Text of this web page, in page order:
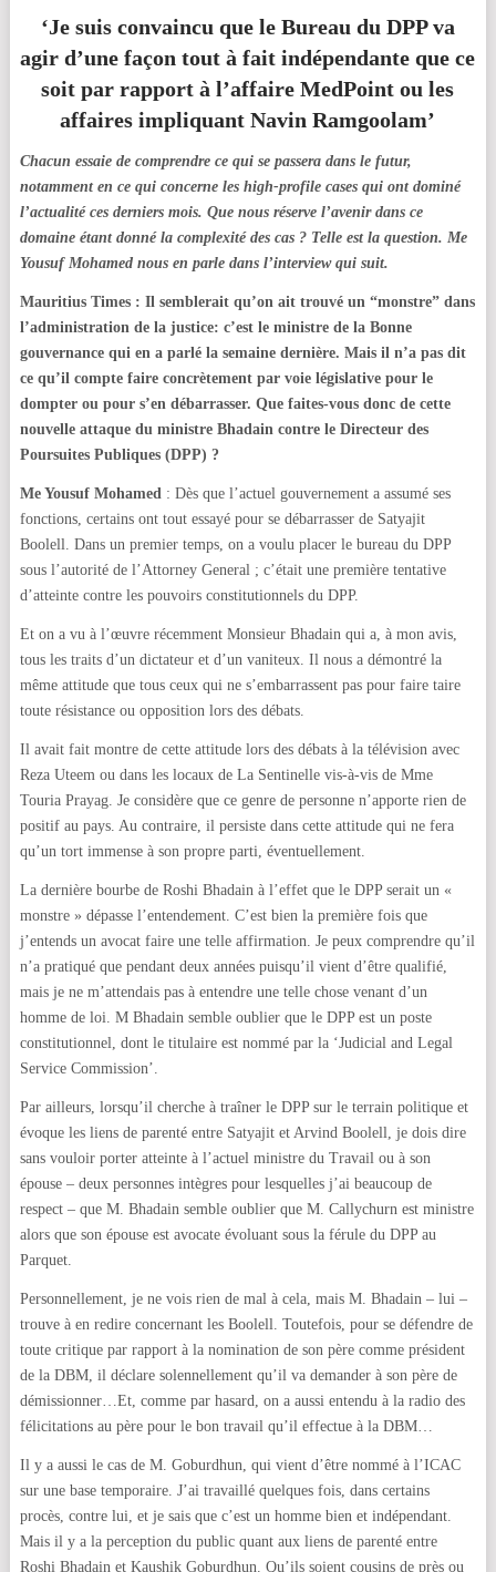
‘Je suis convaincu que le Bureau du DPP va
agir d’une façon tout à fait indépendante que ce
soit par rapport à l’affaire MedPoint ou les
affaires impliquant Navin Ramgoolam’
Chacun essaie de comprendre ce qui se passera dans le futur,
notamment en ce qui concerne les high-profile cases qui ont dominé
l’actualité ces derniers mois. Que nous réserve l’avenir dans ce
domaine étant donné la complexité des cas ? Telle est la question. Me
Yousuf Mohamed nous en parle dans l’interview qui suit.
Mauritius Times : Il semblerait qu’on ait trouvé un “monstre” dans
l’administration de la justice: c’est le ministre de la Bonne
gouvernance qui en a parlé la semaine dernière. Mais il n’a pas dit
ce qu’il compte faire concrètement par voie législative pour le
dompter ou pour s’en débarrasser. Que faites-vous donc de cette
nouvelle attaque du ministre Bhadain contre le Directeur des
Poursuites Publiques (DPP) ?
Me Yousuf Mohamed: Dès que l’actuel gouvernement a assumé ses
fonctions, certains ont tout essayé pour se débarrasser de Satyajit
Boolell. Dans un premier temps, on a voulu placer le bureau du DPP
sous l’autorité de l’Attorney General ; c’était une première tentative
d’atteinte contre les pouvoirs constitutionnels du DPP.
Et on a vu à l’œuvre récemment Monsieur Bhadain qui a, à mon avis,
tous les traits d’un dictateur et d’un vaniteux. Il nous a démontré la
même attitude que tous ceux qui ne s’embarrassent pas pour faire taire
toute résistance ou opposition lors des débats.
Il avait fait montre de cette attitude lors des débats à la télévision avec
Reza Uteem ou dans les locaux de La Sentinelle vis-à-vis de Mme
Touria Prayag. Je considère que ce genre de personne n’apporte rien de
positif au pays. Au contraire, il persiste dans cette attitude qui ne fera
qu’un tort immense à son propre parti, éventuellement.
La dernière bourbe de Roshi Bhadain à l’effet que le DPP serait un «
monstre » dépasse l’entendement. C’est bien la première fois que
j’entends un avocat faire une telle affirmation. Je peux comprendre qu’il
n’a pratiqué que pendant deux années puisqu’il vient d’être qualifié,
mais je ne m’attendais pas à entendre une telle chose venant d’un
homme de loi. M Bhadain semble oublier que le DPP est un poste
constitutionnel, dont le titulaire est nommé par la ‘Judicial and Legal
Service Commission’.
Par ailleurs, lorsqu’il cherche à traîner le DPP sur le terrain politique et
évoque les liens de parenté entre Satyajit et Arvind Boolell, je dois dire
sans vouloir porter atteinte à l’actuel ministre du Travail ou à son
épouse – deux personnes intègres pour lesquelles j’ai beaucoup de
respect – que M. Bhadain semble oublier que M. Callychurn est ministre
alors que son épouse est avocate évoluant sous la férule du DPP au
Parquet.
Personnellement, je ne vois rien de mal à cela, mais M. Bhadain – lui –
trouve à en redire concernant les Boolell. Toutefois, pour se défendre de
toute critique par rapport à la nomination de son père comme président
de la DBM, il déclare solennellement qu’il va demander à son père de
démissionner…Et, comme par hasard, on a aussi entendu à la radio des
félicitations au père pour le bon travail qu’il effectue à la DBM…
Il y a aussi le cas de M. Goburdhun, qui vient d’être nommé à l’ICAC
sur une base temporaire. J’ai travaillé quelques fois, dans certains
procès, contre lui, et je sais que c’est un homme bien et indépendant.
Mais il y a la perception du public quant aux liens de parenté entre
Roshi Bhadain et Kaushik Goburdhun. Qu’ils soient cousins de près ou